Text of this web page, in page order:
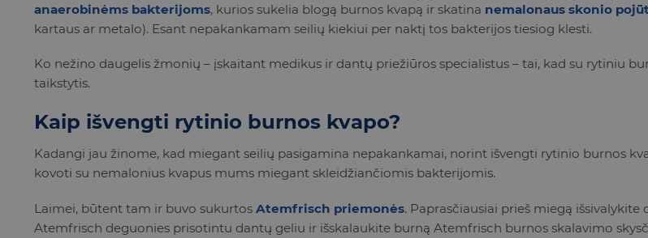
anaerobinėms bakterijoms, kurios sukelia blogą burnos kvapą ir skatina nemalonaus skonio
kartaus ar metalo). Esant nepakankamam seilių kiekiui per naktį tos bakterijos tiesiog klesti.
Ko nežino daugelis žmonių – įskaitant medikus ir dantų priežiūros specialistus – tai, kad su rytiniu
taikstytis.
Kaip išvengti rytinio burnos kvapo?
Kadangi jau žinome, kad miegant seilių pasigamina nepakankamai, norint išvengti rytinio burnos
kovoti su nemalonius kvapus mums miegant skleidžiančiomis bakterijomis.
Laimei, būtent tam ir buvo sukurtos Atemfrisch priemonės. Paprasčiausiai prieš miegą išsivalykite
Atemfrisch deguonies prisotintu dantų geliu ir išskalaukite burną Atemfrisch burnos skalavimo